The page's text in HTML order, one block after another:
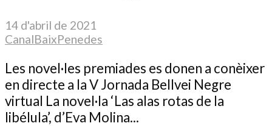
14 d'abril de 2021
CanalBaixPenedes
Les novel·les premiades es donen a conèixer
en directe a la V Jornada Bellvei Negre
virtual La novel·la ‘Las alas rotas de la
libélula’, d’Eva Molina...